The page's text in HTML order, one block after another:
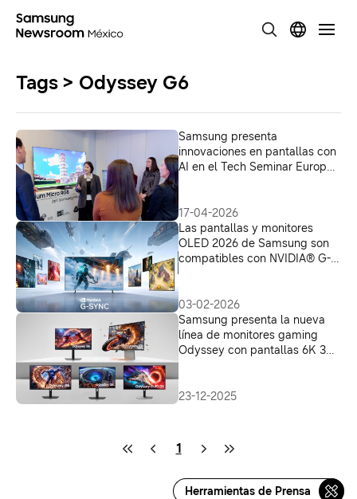
Tags > Odyssey G6
Samsung presenta
innovaciones en pantallas con
AI en el Tech Seminar Europeo
17-04-2026
Las pantallas y monitores
OLED 2026 de Samsung son
compatibles con NVIDIA® G-
03-02-2026
Samsung presenta la nueva
línea de monitores gaming
Odyssey con pantallas 6K 3D
23-12-2025
1
Herramientas de Prensa